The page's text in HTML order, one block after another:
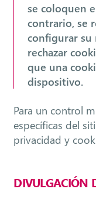
se coloquen
contrario, se
configurar su
rechazar
que una
dispositivo.
Para un control
específicas del
privacidad y
DIVULGACIÓN